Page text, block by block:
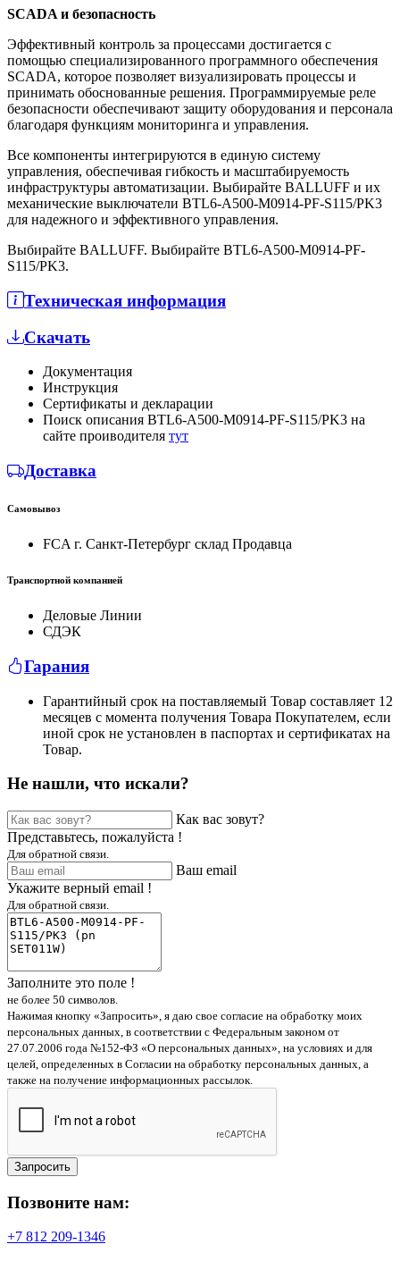
SCADA и безопасность
Эффективный контроль за процессами достигается с
помощью специализированного программного обеспечения
SCADA, которое позволяет визуализировать процессы и
принимать обоснованные решения. Программируемые реле
безопасности обеспечивают защиту оборудования и персонала
благодаря функциям мониторинга и управления.
Все компоненты интегрируются в единую систему
управления, обеспечивая гибкость и масштабируемость
инфраструктуры автоматизации. Выбирайте BALLUFF и их
механические выключатели BTL6-A500-M0914-PF-S115/PK3
для надежного и эффективного управления.
Выбирайте BALLUFF. Выбирайте BTL6-A500-M0914-PF-
S115/PK3.
Техническая информация
Скачать
Документация
Инструкция
Сертификаты и декларации
Поиск описания BTL6-A500-M0914-PF-S115/PK3 на
сайте проиводителя тут
Доставка
Самовывоз
FCA г. Санкт-Петербург склад Продавца
Транспортной компанией
Деловые Линии
СДЭК
Гарания
Гарантийный срок на поставляемый Товар составляет 12
месяцев с момента получения Товара Покупателем, если
иной срок не установлен в паспортах и сертификатах на
Товар.
Не нашли, что искали?
Как вас зовут?
Представьтесь, пожалуйста !
Для обратной связи.
Ваш email
Укажите верный email !
Для обратной связи.
Заполните это поле !
не более 50 символов.
Нажимая кнопку «Запросить», я даю свое согласие на обработку моих
персональных данных, в соответствии с Федеральным законом от
27.07.2006 года №152-ФЗ «О персональных данных», на условиях и для
целей, определенных в Согласии на обработку персональных данных, а
также на получение информационных рассылок.
Запросить
Позвоните нам:
+7 812 209-1346